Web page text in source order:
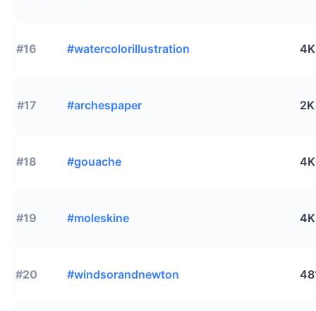
#16 #watercolorillustration 4K
#17 #archespaper 2K
#18 #gouache 4K
#19 #moleskine 4K
#20 #windsorandnewton